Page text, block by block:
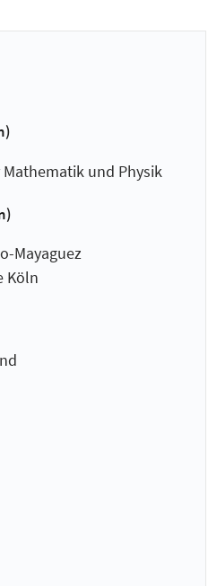
und Physik
Mayaguez
Köln